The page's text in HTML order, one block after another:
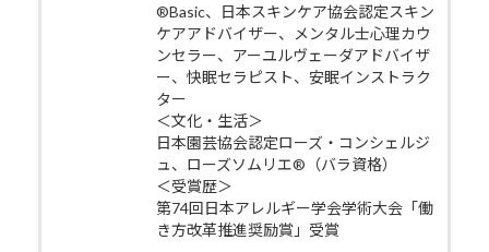
®Basic、日本スキンケア協会認定スキン
ケアアドバイザー、メンタル士心理カウ
ンセラー、アーユルヴェーダアドバイザ
ー、快眠セラピスト、安眠インストラク
ター
＜文化・生活＞
日本園芸協会認定ローズ・コンシェルジ
ュ、ローズソムリエ®（バラ資格）
＜受賞歴＞
第74回日本アレルギー学会学術大会「働
き方改革推進奨励賞」受賞